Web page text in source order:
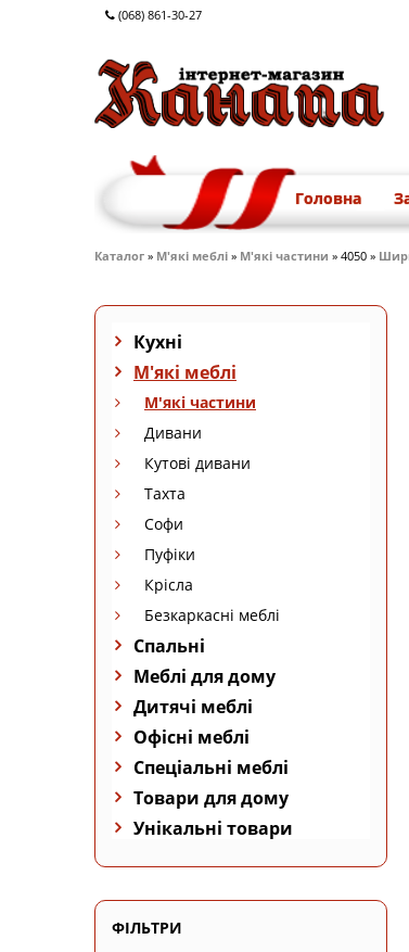
(068) 861-30-27
Головна
Каталог » М'які меблі » М'які частини » 4050 »
Кухні
М'які меблі
М'які частини
Дивани
Кутові дивани
Тахта
Софи
Пуфіки
Крісла
Безкаркасні меблі
Спальні
Меблі для дому
Дитячі меблі
Офісні меблі
Спеціальні меблі
Товари для дому
Унікальні товари
ФІЛЬТРИ